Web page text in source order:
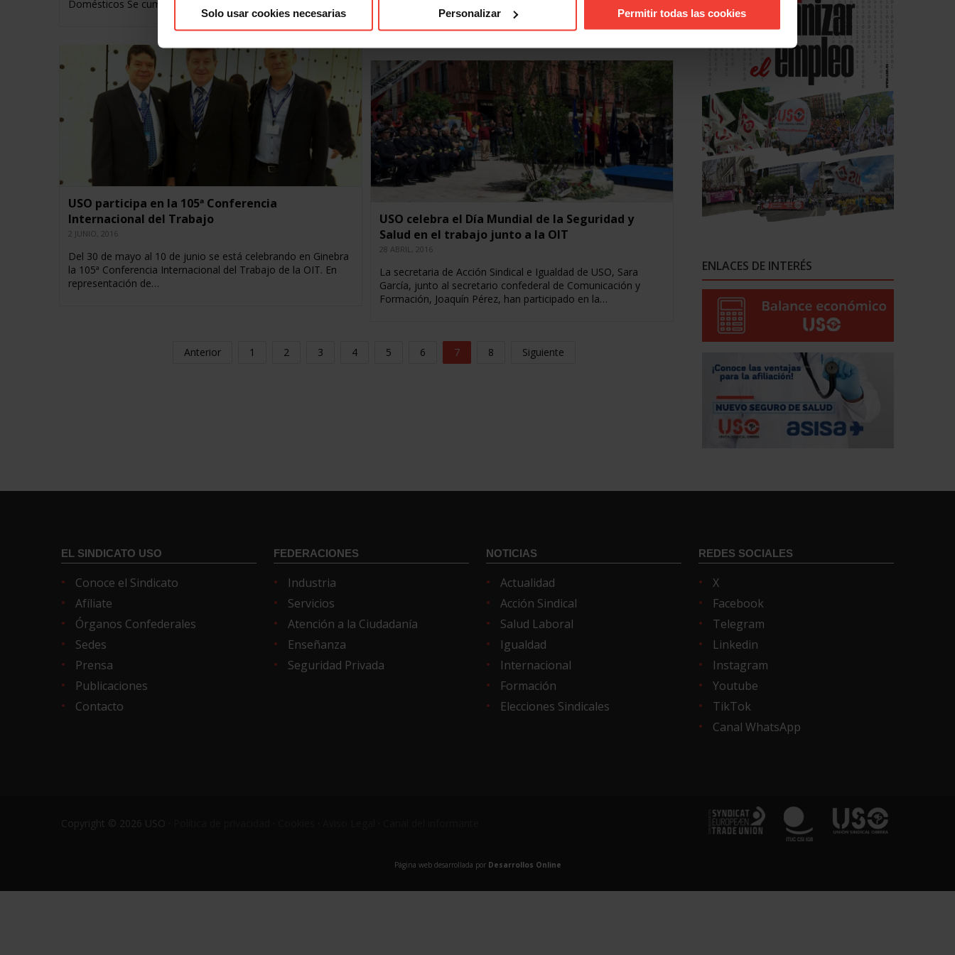
Solo usar cookies necesarias Personalizar Permitir todas las cookies
Domésticos Se cumplen 6 años desde que la…
que se celebra el 12 de junio, USO se ha unido en la sede de
USO participa en la 105ª Conferencia
Internacional del Trabajo
2 JUNIO, 2016
Del 30 de mayo al 10 de junio se está celebrando en Ginebra
la 105ª Conferencia Internacional del Trabajo de la OIT. En
representación de…
USO celebra el Día Mundial de la Seguridad y
Salud en el trabajo junto a la OIT
28 ABRIL, 2016
La secretaria de Acción Sindical e Igualdad de USO, Sara
García, junto al secretario confederal de Comunicación y
Formación, Joaquín Pérez, han participado en la…
Anterior 1 2 3 4 5 6 7 8 Siguiente
ENLACES DE INTERÉS
EL SINDICATO USO
Conoce el Sindicato
Afíliate
Órganos Confederales
Sedes
Prensa
Publicaciones
Contacto
FEDERACIONES
Industria
Servicios
Atención a la Ciudadanía
Enseñanza
Seguridad Privada
NOTICIAS
Actualidad
Acción Sindical
Salud Laboral
Igualdad
Internacional
Formación
Elecciones Sindicales
REDES SOCIALES
X
Facebook
Telegram
Linkedin
Instagram
Youtube
TikTok
Canal WhatsApp
Copyright © 2026 USO ·
Página web desarrollada por Desarrollos Online